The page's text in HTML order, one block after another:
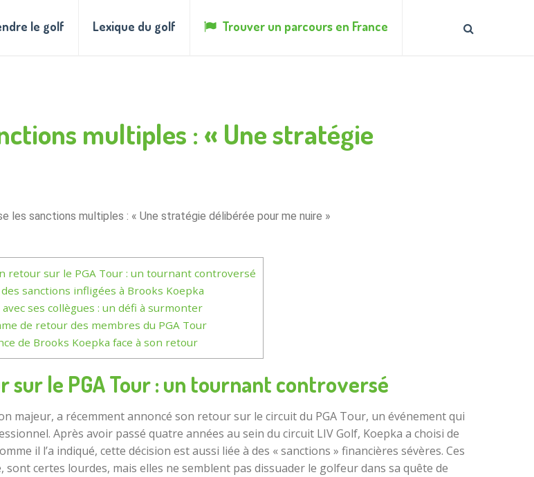
le golf Lexique du golf Trouver un parcours en France
multiples : « Une stratégie
les sanctions multiples : « Une stratégie délibérée pour me nuire »
retour sur le PGA Tour : un tournant controversé
sanctions infligées à Brooks Koepka
ses collègues : un défi à surmonter
de retour des membres du PGA Tour
de Brooks Koepka face à son retour
sur le PGA Tour : un tournant controversé
majeur, a récemment annoncé son retour sur le circuit du PGA Tour, un événement qui
Après avoir passé quatre années au sein du circuit LIV Golf, Koepka a choisi de
il l’a indiqué, cette décision est aussi liée à des « sanctions » financières sévères. Ces
certes lourdes, mais elles ne semblent pas dissuader le golfeur dans sa quête de